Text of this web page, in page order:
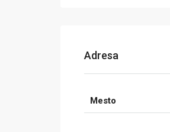
Adresa
Mesto